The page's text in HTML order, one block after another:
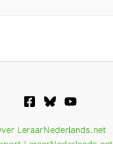
LeraarNederlands.net